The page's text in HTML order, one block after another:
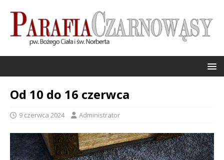
Od 10 do 16 czerwca
9 czerwca 2024 Administrator